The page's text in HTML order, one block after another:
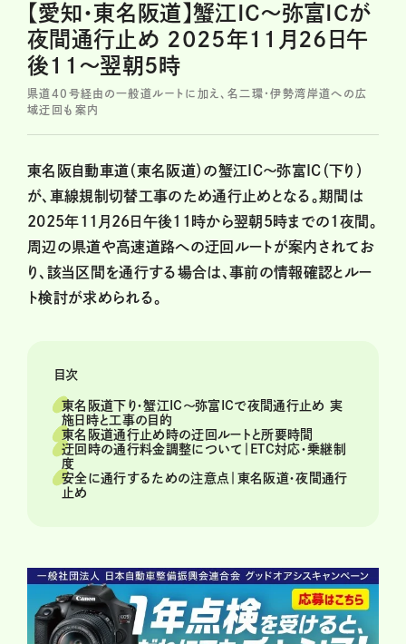
【愛知・東名阪道】蟹江IC〜弥富ICが
夜間通行止め 2025年11月26日午
後11～翌朝5時
県道40号経由の一般道ルートに加え、名二環・伊勢湾岸道への広
域迂回も案内
東名阪自動車道（東名阪道）の蟹江IC〜弥富IC（下り）
が、車線規制切替工事のため通行止めとなる。期間は
2025年11月26日午後11時から翌朝5時までの1夜間。
周辺の県道や高速道路への迂回ルートが案内されてお
り、該当区間を通行する場合は、事前の情報確認とルー
ト検討が求められる。
目次
東名阪道下り・蟹江IC〜弥富ICで夜間通行止め 実
施日時と工事の目的
東名阪道通行止め時の迂回ルートと所要時間
迂回時の通行料金調整について｜ETC対応・乗継制
度
安全に通行するための注意点｜東名阪道・夜間通行
止め